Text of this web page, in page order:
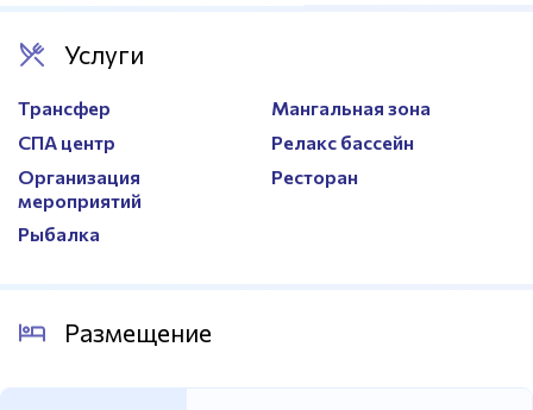
Услуги
Трансфер
Мангальная зона
СПА центр
Релакс бассейн
Организация
мероприятий
Ресторан
Рыбалка
Размещение